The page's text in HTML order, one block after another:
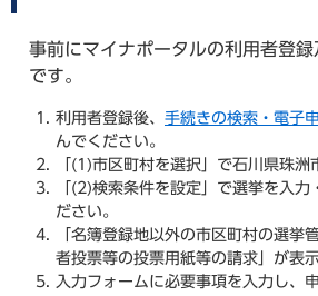
事前にマイナポータルの利用者登
です。
利用者登録後、 手続きの検索・電子
んでください。
「(1)市区町村を選択」で石川県珠洲
「(2)検索条件を設定」で選挙を入力
ださい。
「名簿登録地以外の市区町村の選挙
者投票等の投票用紙等の請求」が表
入力フォームに必要事項を入力し、